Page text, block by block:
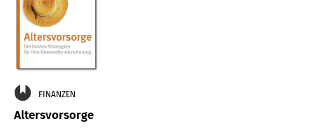
FINANZEN
Altersvorsorge